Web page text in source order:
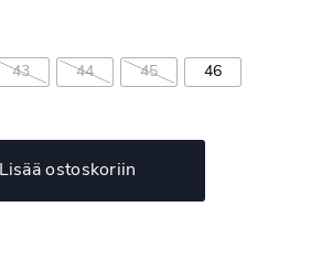
43 44 45 46
Lisää ostoskoriin